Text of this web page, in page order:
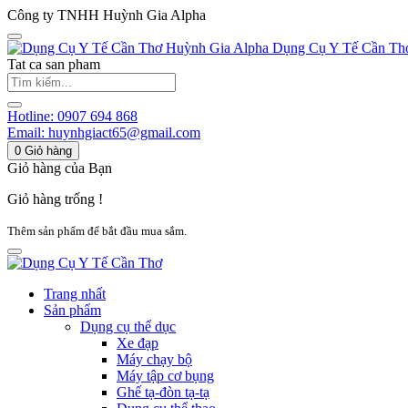
Công ty TNHH Huỳnh Gia Alpha
Huỳnh Gia Alpha Dụng Cụ Y Tế Cần
Tat ca san pham
Hotline: 0907 694 868
Email: huynhgiact65@gmail.com
0 Giỏ hàng
Giỏ hàng của Bạn
Giỏ hàng trống !
Thêm sản phẩm để bắt đầu mua sắm.
Trang nhất
Sản phẩm
Dụng cụ thể dục
Xe đạp
Máy chạy bộ
Máy tập cơ bụng
Ghế tạ-đòn tạ-tạ